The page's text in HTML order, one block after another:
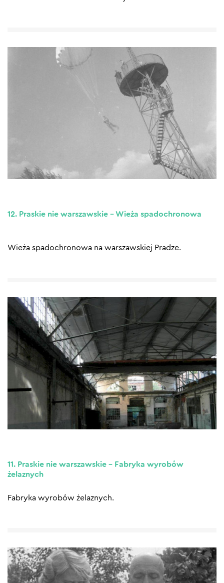
12. Praskie nie warszawskie – Wieża spadochronowa
Wieża spadochronowa na warszawskiej Pradze.
11. Praskie nie warszawskie – Fabryka wyrobów
żelaznych
Fabryka wyrobów żelaznych.